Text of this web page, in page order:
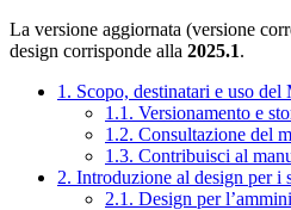
La versione aggiornata (versione
design corrisponde alla 2025.1.
1. Scopo, destinatari e uso
1.1. Versionamento e
1.2. Consultazione del
1.3. Contribuisci al
2. Introduzione al design per
2.1. Design per